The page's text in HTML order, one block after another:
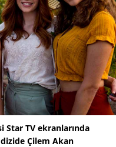
Star TV ekranlarında
dizide Çilem Akan